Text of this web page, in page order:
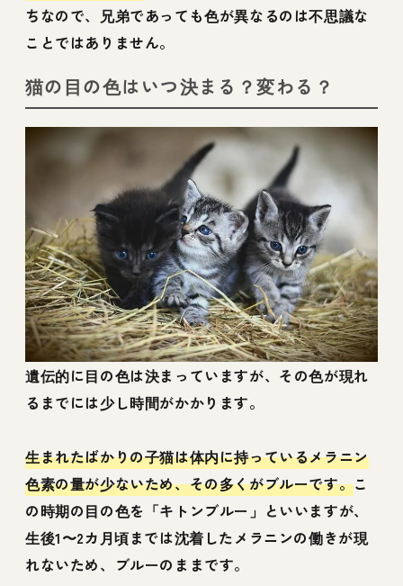
ちなので、兄弟であっても色が異なるのは不思議な
ことではありません。
猫の目の色はいつ決まる？変わる？
遺伝的に目の色は決まっていますが、その色が現れ
るまでには少し時間がかかります。
生まれたばかりの子猫は体内に持っているメラニン
色素の量が少ないため、その多くがブルーです。こ
の時期の目の色を「キトンブルー」といいますが、
生後1〜2カ月頃までは沈着したメラニンの働きが現
れないため、ブルーのままです。